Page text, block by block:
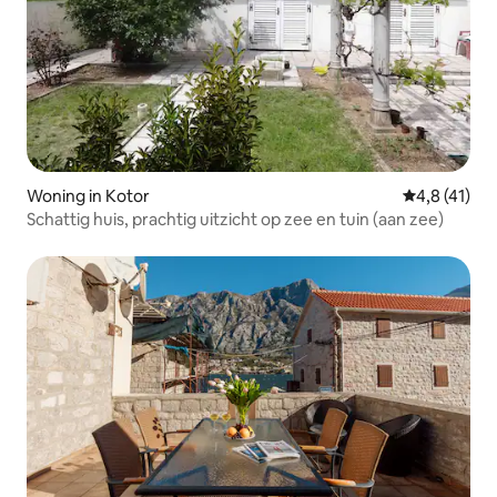
Woning in Kotor
4,8 (41)
Schattig huis, prachtig uitzicht op zee en tuin (aan zee)